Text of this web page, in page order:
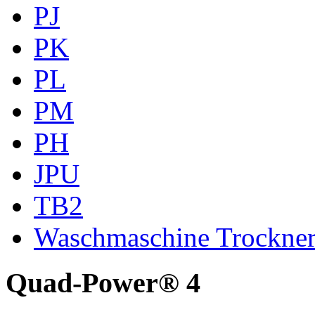
PJ
PK
PL
PM
PH
JPU
TB2
Waschmaschine
Quad-Power® 4